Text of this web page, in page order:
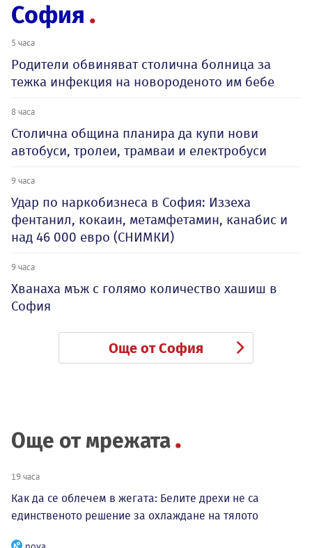
София
5 часа
Родители обвиняват столична болница за
тежка инфекция на новороденото им бебе
8 часа
Столична община планира да купи нови
автобуси, тролеи, трамваи и електробуси
9 часа
Удар по наркобизнеса в София: Иззеха
фентанил, кокаин, метамфетамин, канабис и
над 46 000 евро (СНИМКИ)
9 часа
Хванаха мъж с голямо количество хашиш в
София
Още от София
Още от мрежата
19 часа
Как да се облечем в жегата: Белите дрехи не са
единственото решение за охлаждане на тялото